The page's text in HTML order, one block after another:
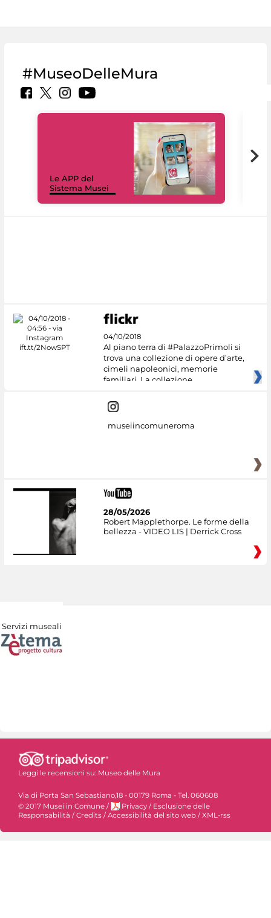
#MuseoDelleMura
Le APP del
Sistema Musei
04/10/2018
Al piano terra di #PalazzoPrimoli si
trova una collezione di opere d’arte,
cimeli napoleonici, memorie
familiari. La collezione
museiincomuneroma
28/05/2026
Robert Mapplethorpe. Le forme della
bellezza - VIDEO LIS | Derrick Cross
Servizi museali
Leggi le recensioni su: Museo delle Mura
Via di Porta San Sebastiano,18 - 00179 Roma - Tel. 060608
© 2017 Musei in Comune / Privacy / Esclusione delle
Responsabilità / Credits / Accessibilità del sito web / XML-rss